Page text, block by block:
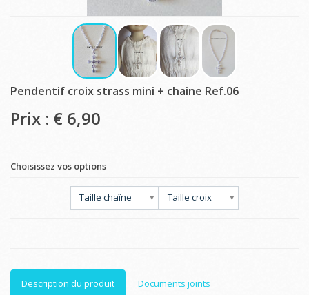
Pendentif croix strass mini + chaine Ref.06
Prix : € 6,90
Choisissez vos options
Taille chaîne Taille croix
Description du produit
Documents joints